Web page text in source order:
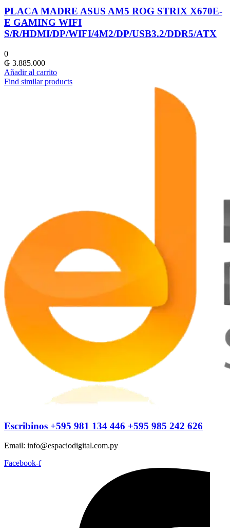
PLACA MADRE ASUS AM5 ROG STRIX X670E-
E GAMING WIFI
S/R/HDMI/DP/WIFI/4M2/DP/USB3.2/DDR5/ATX
0
₲ 3.885.000
Añadir al carrito
Find similar products
Escribinos +595 981 134 446 +595 985 242 626
Email: info@espaciodigital.com.py
Facebook-f